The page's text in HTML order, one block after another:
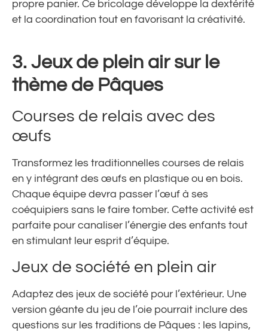
propre panier. Ce bricolage développe la dextérité
et la coordination tout en favorisant la créativité.
3. Jeux de plein air sur le
thème de Pâques
Courses de relais avec des
œufs
Transformez les traditionnelles courses de relais
en y intégrant des œufs en plastique ou en bois.
Chaque équipe devra passer l’œuf à ses
coéquipiers sans le faire tomber. Cette activité est
parfaite pour canaliser l’énergie des enfants tout
en stimulant leur esprit d’équipe.
Jeux de société en plein air
Adaptez des jeux de société pour l’extérieur. Une
version géante du jeu de l’oie pourrait inclure des
questions sur les traditions de Pâques : les lapins,